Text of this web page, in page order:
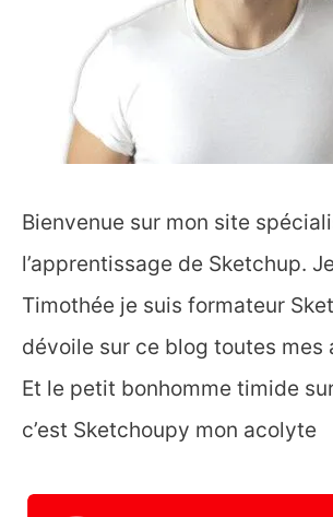
Bienvenue sur mon site
l’apprentissage de Sketchup.
Timothée je suis formateur
dévoile sur ce blog toutes mes
Et le petit bonhomme timide
c’est Sketchoupy mon acolyte